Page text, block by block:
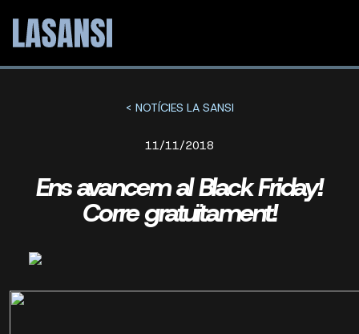
< NOTÍCIES LA SANSI
11/11/2018
Ens avancem al Black Friday!
Corre gratuïtament!